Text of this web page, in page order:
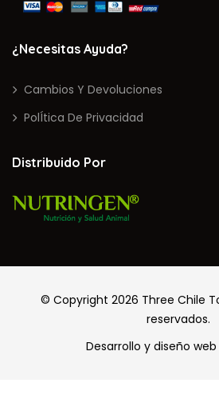
¿Necesitas Ayuda?
Cambios Y Devoluciones
PolÍtica De Privacidad
Distribuido Por
© Copyright 2026 Three Chile
reservados.
Desarrollo y diseño web